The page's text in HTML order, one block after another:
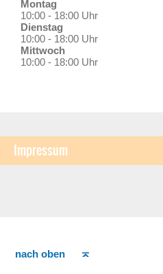
Montag
10:00 - 18:00 Uhr
Dienstag
10:00 - 18:00 Uhr
Mittwoch
10:00 - 18:00 Uhr
Impressum
nach oben